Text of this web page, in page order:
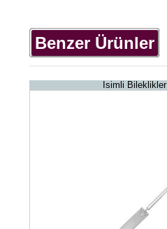
Benzer Ürünler
İsimli Bileklikler